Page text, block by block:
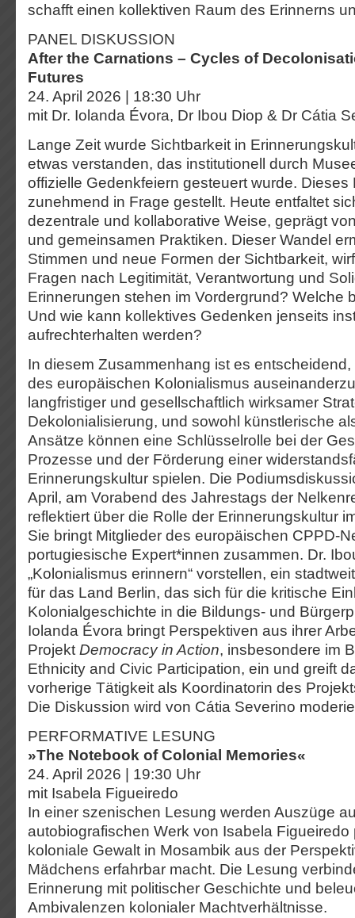
schafft einen kollektiven Raum des Erinnerns
PANEL DISKUSSION
After the Carnations – Cycles of
Futures
24. April 2026 | 18:30 Uhr
mit Dr. Iolanda Évora, Dr Ibou Diop & Dr Cátia
Lange Zeit wurde Sichtbarkeit in
etwas verstanden, das institutionell durch
offizielle Gedenkfeiern gesteuert wurde. Dieses
zunehmend in Frage gestellt. Heute entfaltet
dezentrale und kollaborative Weise, geprägt
und gemeinsamen Praktiken. Dieser Wandel
Stimmen und neue Formen der Sichtbarkeit,
Fragen nach Legitimität, Verantwortung und
Erinnerungen stehen im Vordergrund? Welche
Und wie kann kollektives Gedenken jenseits
aufrechterhalten werden?
In diesem Zusammenhang ist es
des europäischen Kolonialismus
langfristiger und gesellschaftlich wirksamer
Dekolonialisierung, und sowohl künstlerische
Ansätze können eine Schlüsselrolle bei der
Prozesse und der Förderung einer
Erinnerungskultur spielen. Die
April, am Vorabend des Jahrestags der
reflektiert über die Rolle der Erinnerungskultur
Sie bringt Mitglieder des europäischen CPPD-
portugiesische Expert*innen zusammen. Dr.
„Kolonialismus erinnern“ vorstellen, ein
für das Land Berlin, das sich für die kritische
Kolonialgeschichte in die Bildungs- und
Iolanda Évora bringt Perspektiven aus ihrer
Projekt Democracy in Action, insbesondere im
Ethnicity and Civic Participation, ein und greift
vorherige Tätigkeit als Koordinatorin des
Die Diskussion wird von Cátia Severino
PERFORMATIVE LESUNG
»The Notebook of Colonial Memories«
24. April 2026 | 19:30 Uhr
mit Isabela Figueiredo
In einer szenischen Lesung werden Auszüge
autobiografischen Werk von Isabela Figueiredo
koloniale Gewalt in Mosambik aus der
Mädchens erfahrbar macht. Die Lesung
Erinnerung mit politischer Geschichte und
Ambivalenzen kolonialer Machtverhältnisse.